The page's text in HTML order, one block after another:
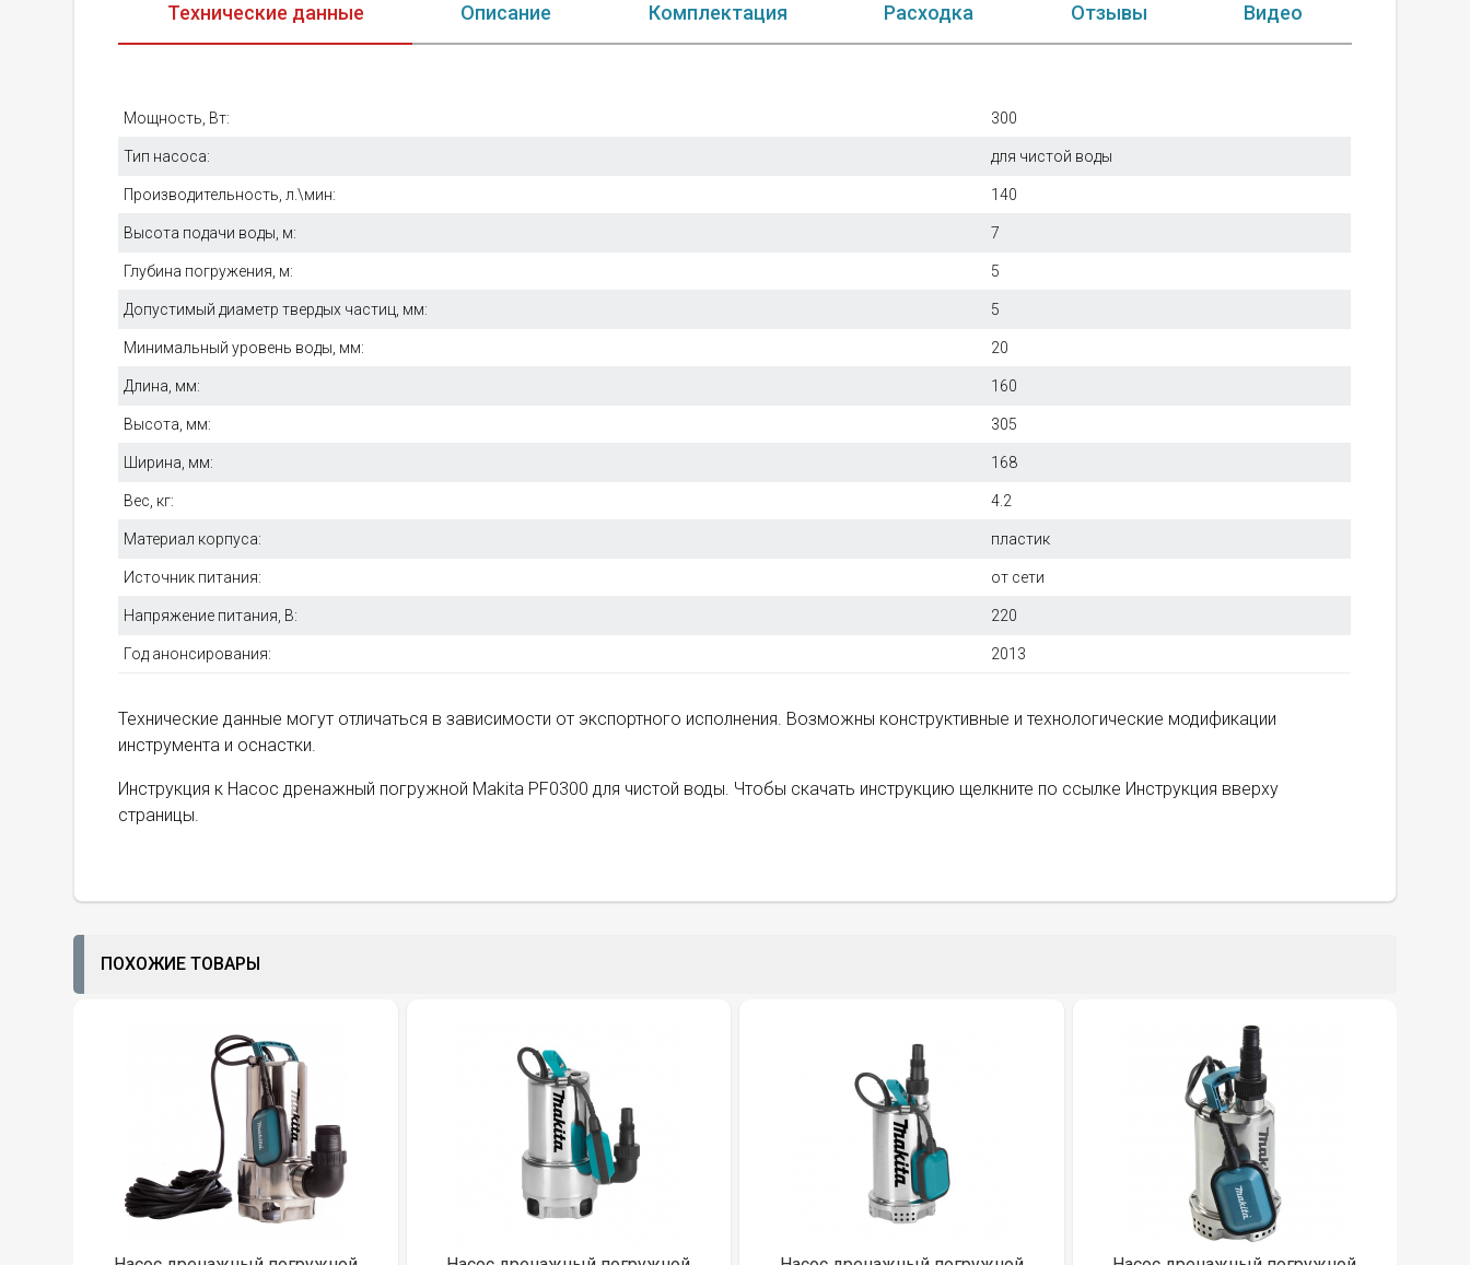
Технические данные Описание Комплектация Расходка Отзывы Видео
Мощность, Вт: 300
Тип насоса: для чистой воды
Производительность, л.\мин: 140
Высота подачи воды, м: 7
Глубина погружения, м: 5
Допустимый диаметр твердых частиц, мм: 5
Минимальный уровень воды, мм: 20
Длина, мм: 160
Высота, мм: 305
Ширина, мм: 168
Вес, кг: 4.2
Материал корпуса: пластик
Источник питания: от сети
Напряжение питания, В: 220
Год анонсирования: 2013
Технические данные могут отличаться в зависимости от экспортного исполнения. Возможны конструктивные и технологические модификации
инструмента и оснастки.
Инструкция к Насос дренажный погружной Makita PF0300 для чистой воды. Чтобы скачать инструкцию щелкните по ссылке Инструкция вверху
страницы.
ПОХОЖИЕ ТОВАРЫ